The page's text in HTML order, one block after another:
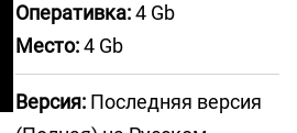
Оперативка:4 Gb
Место:4 Gb
Версия: Последняя версия